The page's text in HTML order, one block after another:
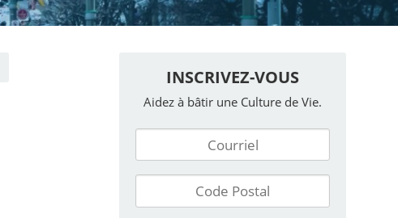
INSCRIVEZ-VOUS
Aidez à bâtir une Culture de Vie.